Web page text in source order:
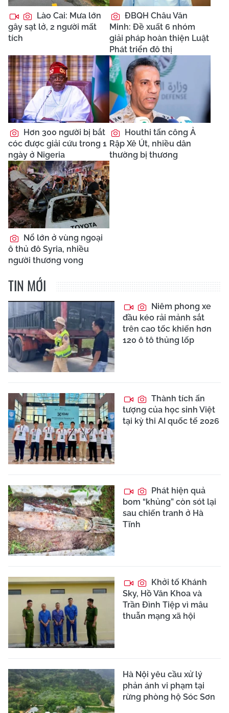
Lào Cai: Mưa lớn
gây sạt lở, 2 người mất
tích
ĐBQH Châu Văn
Minh: Đề xuất 6 nhóm
giải pháp hoàn thiện Luật
Phát triển đô thị
Hơn 300 người bị bắt
cóc được giải cứu trong 1
ngày ở Nigeria
Houthi tấn công Ả
Rập Xê Út, nhiều dân
thường bị thương
Nổ lớn ở vùng ngoại
ô thủ đô Syria, nhiều
người thương vong
TIN MỚI
Niêm phong xe
đầu kéo rải mảnh sắt
trên cao tốc khiến hơn
120 ô tô thủng lốp
Thành tích ấn
tượng của học sinh Việt
tại kỳ thi AI quốc tế 2026
Phát hiện quả
bom “khủng” còn sót lại
sau chiến tranh ở Hà
Tĩnh
Khởi tố Khánh
Sky, Hồ Văn Khoa và
Trần Đình Tiệp vì mâu
thuẫn mạng xã hội
Hà Nội yêu cầu xử lý
phản ánh vi phạm tại
rừng phòng hộ Sóc Sơn